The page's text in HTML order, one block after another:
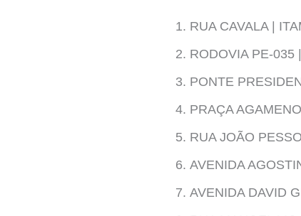
RUA CAVALA |
RODOVIA PE-035
PONTE
PRAÇA
RUA JOÃO
AVENIDA
AVENIDA DAVID